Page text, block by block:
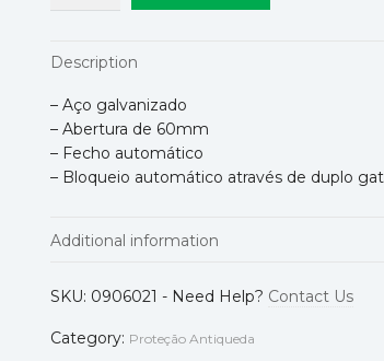
Description
– Aço galvanizado
– Abertura de 60mm
– Fecho automático
– Bloqueio automático através de duplo
Additional information
Normas
SKU: 0906021 - Need Help? Contact Us
Category: Proteção Antiqueda